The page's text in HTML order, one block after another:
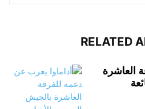
RELATED
العاشرة